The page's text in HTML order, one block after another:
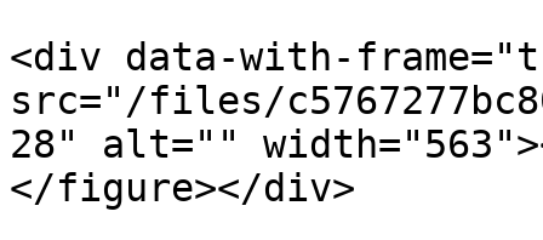
<div data-with-
src="/files/
28" alt=""
</figure></div>